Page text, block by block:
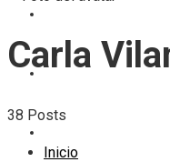
Carla
38 Posts
Inicio